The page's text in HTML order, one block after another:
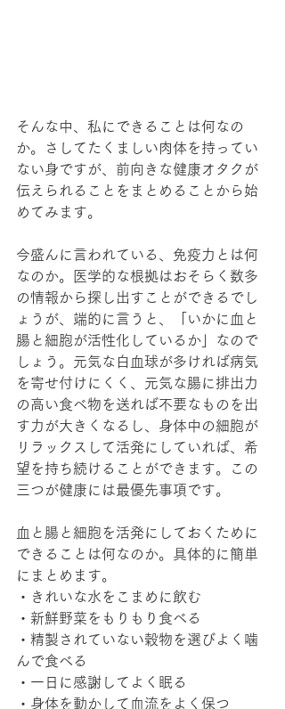
そんな中、私にできることは何なの
か。さしてたくましい肉体を持ってい
ない身ですが、前向きな健康オタクが
伝えられることをまとめることから始
めてみます。
今盛んに言われている、免疫力とは何
なのか。医学的な根拠はおそらく数多
の情報から探し出すことができるでし
ょうが、端的に言うと、「いかに血と
腸と細胞が活性化しているか」なので
しょう。元気な白血球が多ければ病気
を寄せ付けにくく、元気な腸に排出力
の高い食べ物を送れば不要なものを出
す力が大きくなるし、身体中の細胞が
リラックスして活発にしていれば、希
望を持ち続けることができます。この
三つが健康には最優先事項です。
血と腸と細胞を活発にしておくために
できることは何なのか。具体的に簡単
にまとめます。
・きれいな水をこまめに飲む
・新鮮野菜をもりもり食べる
・精製されていない穀物を選びよく噛
んで食べる
・一日に感謝してよく眠る
・身体を動かして血流をよく保つ